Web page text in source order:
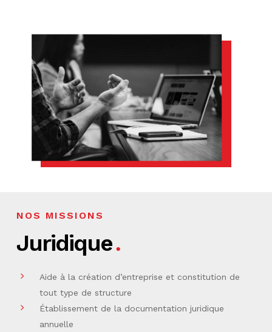
NOS MISSIONS
Juridique
Aide à la création d’entreprise et constitution de
tout type de structure
Établissement de la documentation juridique
annuelle